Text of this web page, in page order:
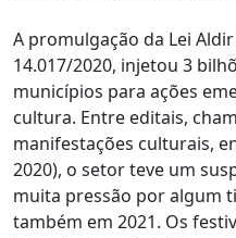
A promulgação da Lei Aldir
14.017/2020, injetou 3
municípios para ações
cultura. Entre editais,
manifestações culturais,
2020), o setor teve um
muita pressão por algum
também em 2021. Os